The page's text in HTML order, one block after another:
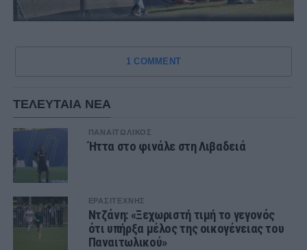
1 COMMENT
ΤΕΛΕΥΤΑΙΑ ΝΕΑ
ΠΑΝΑΙΤΩΛΙΚΟΣ
Ήττα στο φινάλε στη Λιβαδειά
ΕΡΑΣΙΤΕΧΝΗΣ
Ντζάνη: «Ξεχωριστή τιμή το γεγονός
ότι υπήρξα μέλος της οικογένειας του
Παναιτωλικού»